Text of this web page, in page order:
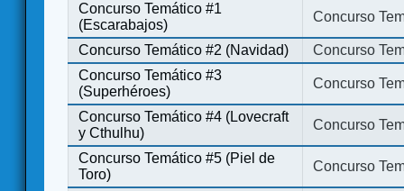
Concurso Temático #1
(Escarabajos)
Concurso
Concurso Temático #2 (Navidad)
Concurso
Concurso Temático #3
(Superhéroes)
Concurso
Concurso Temático #4 (Lovecraft
y Cthulhu)
Concurso
Concurso Temático #5 (Piel de
Toro)
Concurso